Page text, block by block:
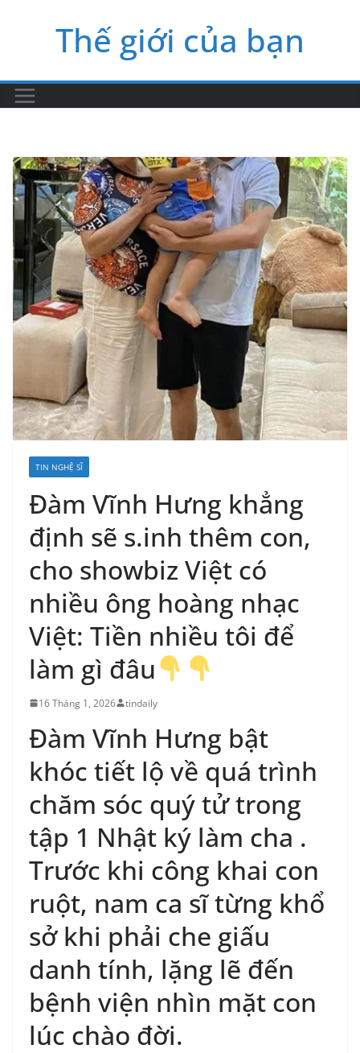
Thế giới của bạn
TIN NGHỆ SĨ
Đàm Vĩnh Hưng khẳng
định sẽ s.inh thêm con,
cho showbiz Việt có
nhiều ông hoàng nhạc
Việt: Tiền nhiều tôi để
làm gì đâu
16 Tháng 1, 2026 tindaily
Đàm Vĩnh Hưng bật
khóc tiết lộ về quá trình
chăm sóc quý tử trong
tập 1 Nhật ký làm cha .
Trước khi công khai con
ruột, nam ca sĩ từng khổ
sở khi phải che giấu
danh tính, lặng lẽ đến
bệnh viện nhìn mặt con
lúc chào đời.